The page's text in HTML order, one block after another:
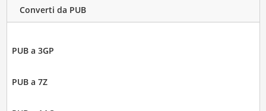
Converti da PUB
PUB a 3GP
PUB a 7Z